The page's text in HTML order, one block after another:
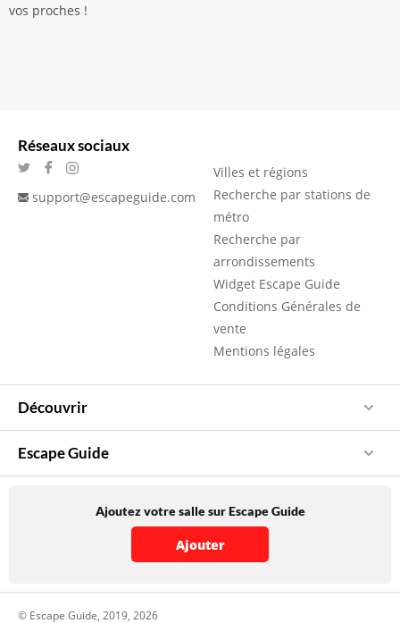
vos proches !
Réseaux sociaux
support@escapeguide.com
Villes et régions
Recherche par stations de
métro
Recherche par
arrondissements
Widget Escape Guide
Conditions Générales de
vente
Mentions légales
Découvrir
Escape Guide
Ajoutez votre salle sur Escape Guide
Ajouter
© Escape Guide, 2019, 2026